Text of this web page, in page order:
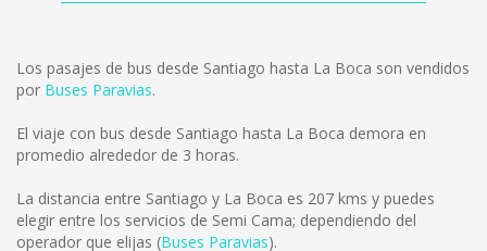
Los pasajes de bus desde Santiago hasta La Boca son vendidos
por Buses Paravias.
El viaje con bus desde Santiago hasta La Boca demora en
promedio alrededor de 3 horas.
La distancia entre Santiago y La Boca es 207 kms y puedes
elegir entre los servicios de Semi Cama; dependiendo del
operador que elijas (Buses Paravias).